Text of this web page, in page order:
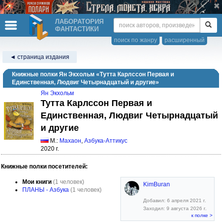
ЛАБОРАТОРИЯ
ФАНТАСТИКИ
расширенный
поиск по жанру
◄ страница издания
Книжные полки Ян Экхольм «Тутта Карлссон Первая и
Единственная, Людвиг Четырнадцатый и другие»
Ян Экхольм
Тутта Карлссон Первая и
Единственная, Людвиг Четырнадцатый
и другие
М.: Махаон, Азбука-Аттикус
2020 г.
Книжные полки посетителей:
Мои книги (1 человек)
ПЛАНЫ - Азбука (1 человек)
KimBuran
Добавил: 6 апреля 2021 г.
Заходил: 9 августа 2026 г.
к полке >